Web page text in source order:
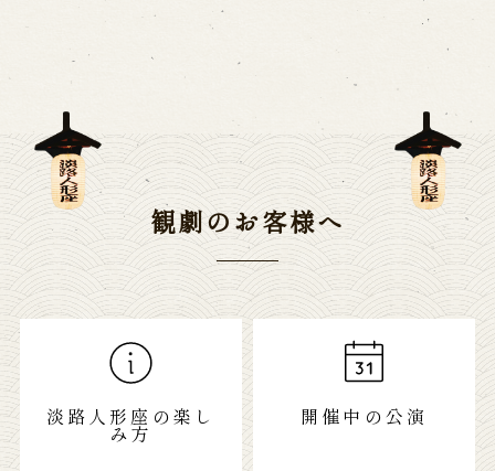
観劇のお客様へ
淡路人形座の楽し
み方
開催中の公演